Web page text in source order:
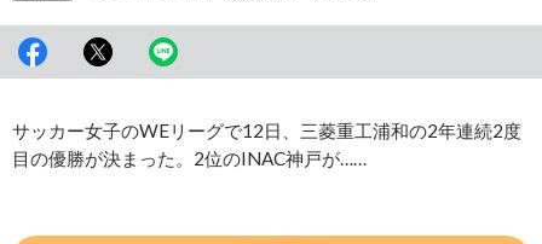
サッカー女子のWEリーグで12日、三菱重工浦和の2年連続2度
目の優勝が決まった。2位のINAC神戸が……